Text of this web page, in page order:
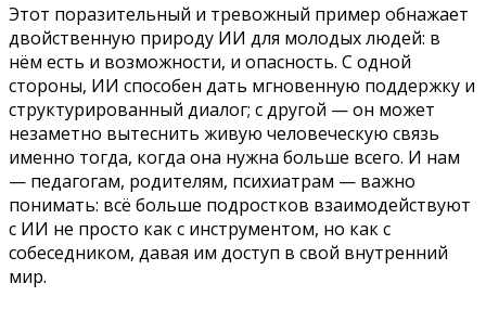
Этот поразительный и тревожный пример обнажает
двойственную природу ИИ для молодых людей: в
нём есть и возможности, и опасность. С одной
стороны, ИИ способен дать мгновенную поддержку и
структурированный диалог; с другой — он может
незаметно вытеснить живую человеческую связь
именно тогда, когда она нужна больше всего. И нам
— педагогам, родителям, психиатрам — важно
понимать: всё больше подростков взаимодействуют
с ИИ не просто как с инструментом, но как с
собеседником, давая им доступ в свой внутренний
мир.